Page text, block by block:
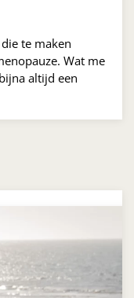
te maken
Wat me
altijd een